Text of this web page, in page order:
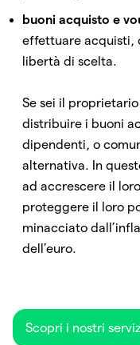
buoni acquisto e
effettuare acquisti,
libertà di scelta.
Se sei il
distribuire i buoni
dipendenti, o
alternativa. In
ad accrescere il
proteggere il loro
minacciato
dell’euro.
Scopri i nostri